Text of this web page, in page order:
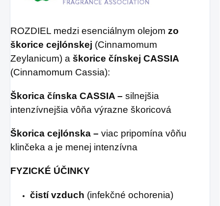
ROZDIEL medzi esenciálnym olejom zo
škorice cejlónskej (Cinnamomum
Zeylanicum) a škorice čínskej CASSIA
(Cinnamomum Cassia):
Škorica čínska CASSIA – silnejšia
intenzívnejšia vôňa výrazne škoricová
Škorica cejlónska – viac pripomína vôňu
klinčeka a je menej intenzívna
FYZICKÉ ÚČINKY
čistí vzduch (infekčné ochorenia)